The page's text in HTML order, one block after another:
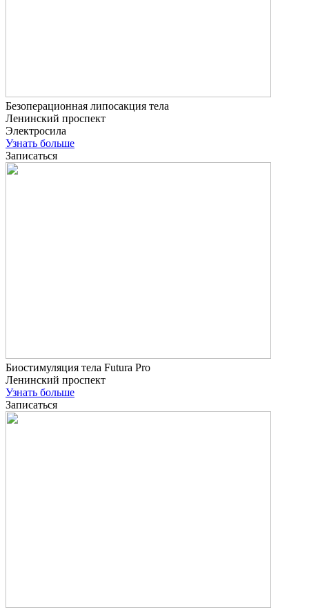
Безоперационная липосакция тела
Ленинский проспект
Электросила
Узнать больше
Записаться
Биостимуляция тела Futura Pro
Ленинский проспект
Узнать больше
Записаться